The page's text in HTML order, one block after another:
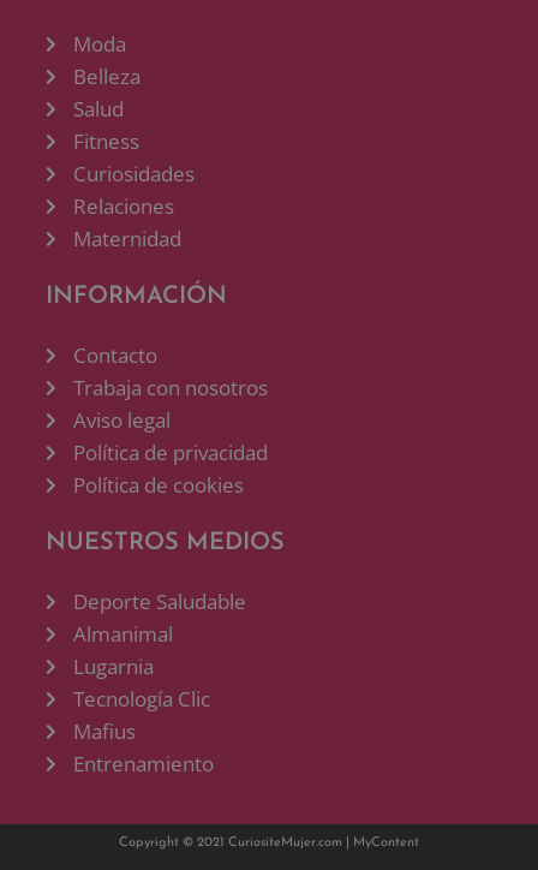
Moda
Belleza
Salud
Fitness
Curiosidades
Relaciones
Maternidad
INFORMACIÓN
Contacto
Trabaja con nosotros
Aviso legal
Política de privacidad
Política de cookies
NUESTROS MEDIOS
Deporte Saludable
Almanimal
Lugarnia
Tecnología Clic
Mafius
Entrenamiento
Copyright © 2021 CuriositeMujer.com | MyContent